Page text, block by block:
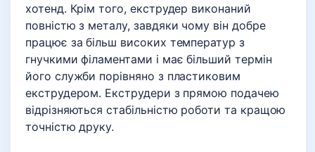
хотенд. Крім того, екструдер виконаний
повністю з металу, завдяки чому він добре
працює за більш високих температур з
гнучкими філаментами і має більший термін
його служби порівняно з пластиковим
екструдером. Екструдери з прямою подачею
відрізняються стабільністю роботи та кращою
точністю друку.